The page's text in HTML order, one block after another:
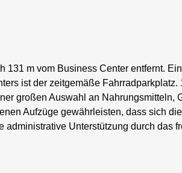
131 m vom Business Center entfernt.
ist der zeitgemäße
großen Auswahl an Nahrungsmitteln,
Aufzüge gewährleisten, dass sich
administrative Unterstützung durch das